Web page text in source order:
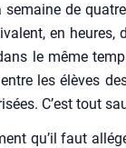
semaine de
en
le même
les élèves
C’est tout
qu’il faut